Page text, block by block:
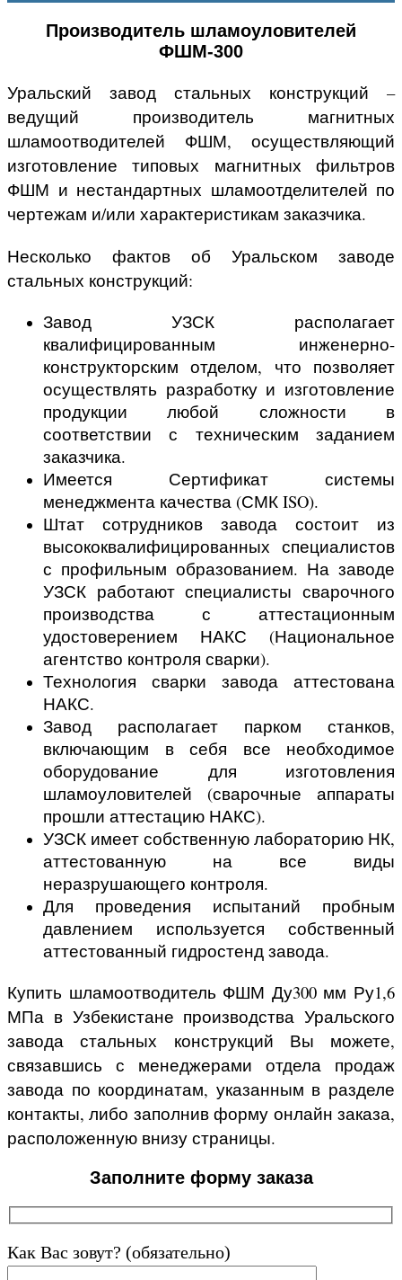
Производитель шламоуловителей
ФШМ-300
Уральский завод стальных конструкций –
ведущий производитель магнитных
шламоотводителей ФШМ, осуществляющий
изготовление типовых магнитных фильтров
ФШМ и нестандартных шламоотделителей по
чертежам и/или характеристикам заказчика.
Несколько фактов об Уральском заводе
стальных конструкций:
Завод УЗСК располагает
квалифицированным инженерно-
конструкторским отделом, что позволяет
осуществлять разработку и изготовление
продукции любой сложности в
соответствии с техническим заданием
заказчика.
Имеется Сертификат системы
менеджмента качества (СМК ISO).
Штат сотрудников завода состоит из
высококвалифицированных специалистов
с профильным образованием. На заводе
УЗСК работают специалисты сварочного
производства с аттестационным
удостоверением НАКС (Национальное
агентство контроля сварки).
Технология сварки завода аттестована
НАКС.
Завод располагает парком станков,
включающим в себя все необходимое
оборудование для изготовления
шламоуловителей (сварочные аппараты
прошли аттестацию НАКС).
УЗСК имеет собственную лабораторию НК,
аттестованную на все виды
неразрушающего контроля.
Для проведения испытаний пробным
давлением используется собственный
аттестованный гидростенд завода.
Купить шламоотводитель ФШМ Ду300 мм Ру1,6
МПа в Узбекистане производства Уральского
завода стальных конструкций Вы можете,
связавшись с менеджерами отдела продаж
завода по координатам, указанным в разделе
контакты, либо заполнив форму онлайн заказа,
расположенную внизу страницы.
Заполните форму заказа
Как Вас зовут? (обязательно)